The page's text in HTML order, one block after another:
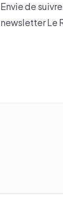
Envie de
newsletterLe